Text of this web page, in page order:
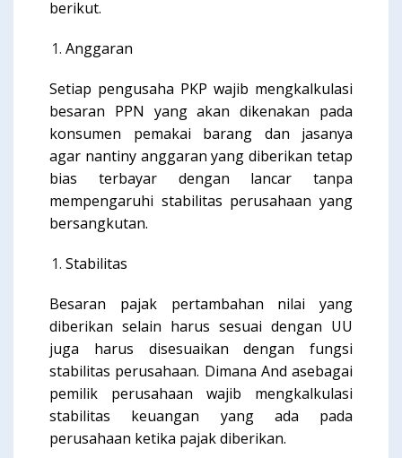
berikut.
Anggaran
Setiap pengusaha PKP wajib mengkalkulasi
besaran PPN yang akan dikenakan pada
konsumen pemakai barang dan jasanya
agar nantiny anggaran yang diberikan tetap
bias terbayar dengan lancar tanpa
mempengaruhi stabilitas perusahaan yang
bersangkutan.
Stabilitas
Besaran pajak pertambahan nilai yang
diberikan selain harus sesuai dengan UU
juga harus disesuaikan dengan fungsi
stabilitas perusahaan. Dimana And asebagai
pemilik perusahaan wajib mengkalkulasi
stabilitas keuangan yang ada pada
perusahaan ketika pajak diberikan.